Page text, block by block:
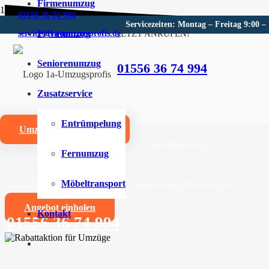
01556 36 74 994
service@1a-umzugsprofis.de
Servicezeiten: Montag – Freitag 9:00 –
JETZT ANRUFEN!
01556 36 74 994
Firmenumzug
Privatumzug
Seniorenumzug
Zusatzservice
Entrümpelung
Fernumzug
Möbeltransport
Kontakt
Umzugskostenrechner
Umzugsunternehmen für
Wir sind Ihr kompetentes Umzugsunternehmen für
Zuverlässige und professionelle Durchführung
Jahrelange Erfahrung und umfangreiches Know-how
Angebot einholen
01556 36 74 994